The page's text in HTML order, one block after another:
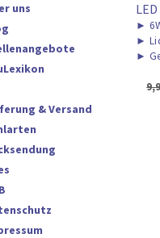
►
►
►
uns
& Versand